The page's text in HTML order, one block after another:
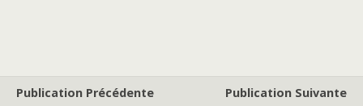
Publication Précédente
Publication Suivante